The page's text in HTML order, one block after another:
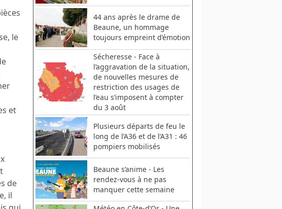
le
et
de
il
44 ans après le drame de
Beaune, un hommage
toujours empreint d’émotion
Sécheresse - Face à
l’aggravation de la situation,
de nouvelles mesures de
restriction des usages de
l’eau s’imposent à compter
du 3 août
Plusieurs départs de feu le
long de l’A36 et de l’A31 : 46
pompiers mobilisés
Beaune s’anime - Les
rendez-vous à ne pas
manquer cette semaine